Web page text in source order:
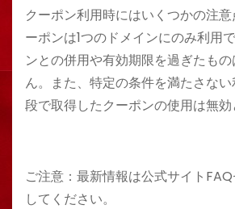
クーポン利用時にはいくつかの注
ーポンは1つのドメインにのみ利用
ンとの併用や有効期限を過ぎたも
ん。また、特定の条件を満たさな
段で取得したクーポンの使用は無効
ご注意：最新情報は公式サイト
してください。